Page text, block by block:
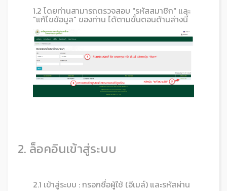
1.2 โดยท่านสามารถตรวจสอบ "รหัสสมาชิก" และ
"แก้ไขข้อมูล" ของท่าน ได้ตามขั้นตอนด้านล่างนี้
2. ล็อคอินเข้าสู่ระบบ
2.1 เข้าสู่ระบบ : กรอกชื่อผู้ใช้ (อีเมล์) และรหัสผ่าน